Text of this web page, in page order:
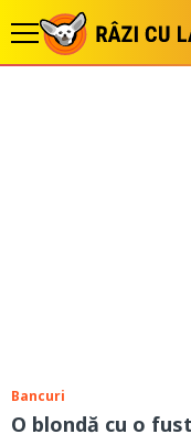
Bancuri
O blondă cu o